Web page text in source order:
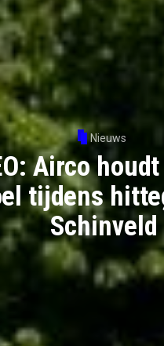
Nieuws
Airco
tijdens
Schinveld